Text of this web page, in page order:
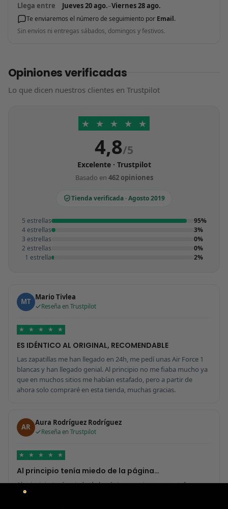
Llega entre
Jueves 20 ago.–Viernes 28 ago.
Te enviaremos el número de seguimiento por Email.
Sin envíos ni entregas sábados, domingos y festivos.
Opiniones verificadas
Lo que dicen nuestros clientes en Trustpilot
★ ★ ★ ★ ★
4,8/5
Excelente · Trustpilot
Basado en 462 opiniones
Tienda verificada · Agosto 2019
5 estrellas
95%
4 estrellas
3%
3 estrellas
0%
2 estrellas
0%
1 estrella
2%
MT Mario Tivlea
Reseña en Trustpilot
★ ★ ★ ★ ★
ES IDÉNTICO AL ORIGINAL, RECOMENDABLE
Las zapatillas me han llegado en 24h, me pedí unas Air Force 1
blancas y han llegado genial. Al principio no me fiaba mucho ya
que en muchos sitios me habían estafado, pero a partir de
ahora solo compraré en esta tienda, muchas gracias.
AR Aura Rodríguez Rodríguez
Reseña en Trustpilot
★ ★ ★ ★ ★
Al principio tenía miedo de la página…
Al principio tenía miedo de la página por si era una estafa, pero
me ha sorprendido para bien porque todo ha sido increíble. Me